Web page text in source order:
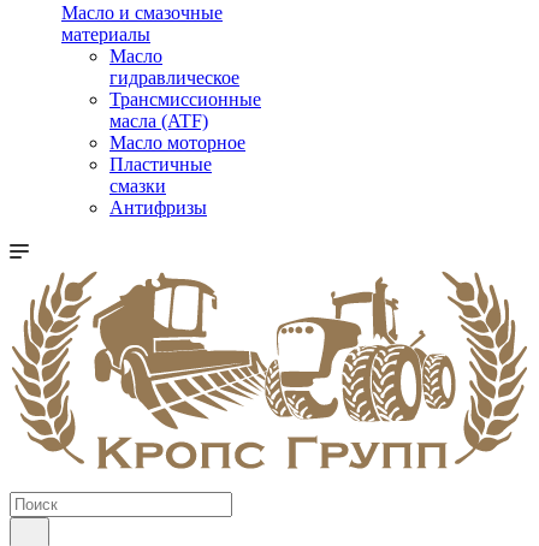
Масло и смазочные
материалы
Масло
гидравлическое
Трансмиссионные
масла (ATF)
Масло моторное
Пластичные
смазки
Антифризы